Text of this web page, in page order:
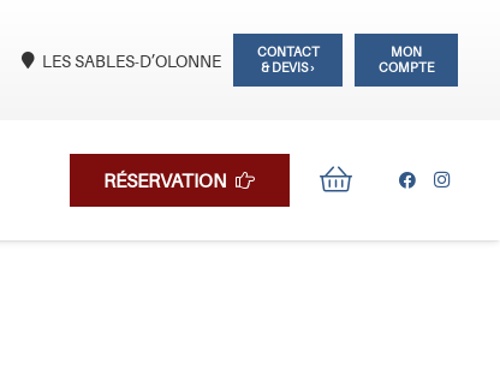
LES SABLES-D’OLONNE
CONTACT
& DEVIS ›
MON
COMPTE
RÉSERVATION